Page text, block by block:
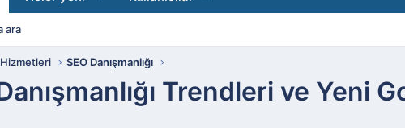
ara
Hizmetleri SEO Danışmanlığı
Trendleri ve Yeni